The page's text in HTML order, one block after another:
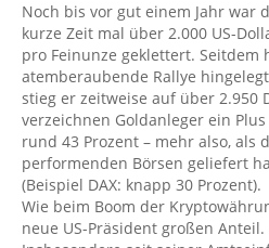
Noch bis vor gut einem Jahr war
kurze Zeit mal über 2.000 US-
pro Feinunze geklettert. Seitdem
atemberaubende Rallye
stieg er zeitweise auf über 2.950
verzeichnen Goldanleger ein Plus
rund 43 Prozent – mehr also, als
performenden Börsen geliefert
(Beispiel DAX: knapp 30 Prozent).
Wie beim Boom der
neue US-Präsident großen Anteil.